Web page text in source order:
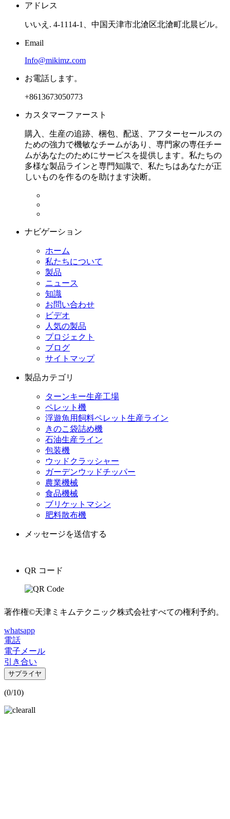
アドレス
いいえ. 4-1114-1、中国天津市北滄区北滄町北晨ビル。
Email
Info@mikimz.com
お電話します。
+8613673050773
カスタマーファースト
購入、生産の追跡、梱包、配送、アフターセールスの
ための強力で機敏なチームがあり、専門家の専任チー
ムがあなたのためにサービスを提供します。私たちの
多様な製品ラインと専門知識で、私たちはあなたが正
しいものを作るのを助けます決断。
ナビゲーション
ホーム
私たちについて
製品
ニュース
知識
お問い合わせ
ビデオ
人気の製品
プロジェクト
ブログ
サイトマップ
製品カテゴリ
ターンキー生産工場
ペレット機
浮遊魚用飼料ペレット生産ライン
きのこ袋詰め機
石油生産ライン
包装機
ウッドクラッシャー
ガーデンウッドチッパー
農業機械
食品機械
ブリケットマシン
肥料散布機
メッセージを送信する
QR コード
著作権©天津ミキムテクニック株式会社すべての権利予約。
whatsapp
電話
電子メール
引き合い
サプライヤ
(0/10)